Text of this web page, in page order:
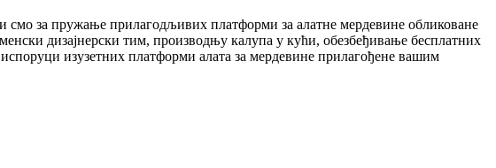
за пружање прилагодљивих платформи за алатне мердевине обликоване
дизајнерски тим, производњу калупа у кући, обезбеђивање бесплатних
изузетних платформи алата за мердевине прилагођене вашим